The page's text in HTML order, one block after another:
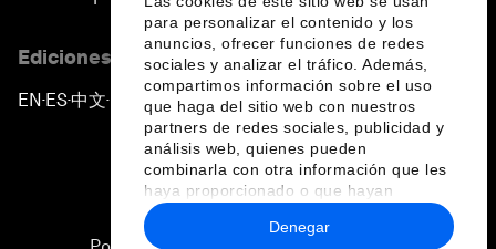
para personalizar el contenido y los
anuncios, ofrecer funciones de redes
sociales y analizar el tráfico. Además,
compartimos información sobre el uso
que haga del sitio web con nuestros
partners de redes sociales, publicidad y
análisis web, quienes pueden
combinarla con otra información que les
haya proporcionado o que hayan
recopilado a partir del uso que haya
hecho de sus servicios.
Denegar
Ediciones en otros idiomas
EN ▪ES▪中文▪ 日本語